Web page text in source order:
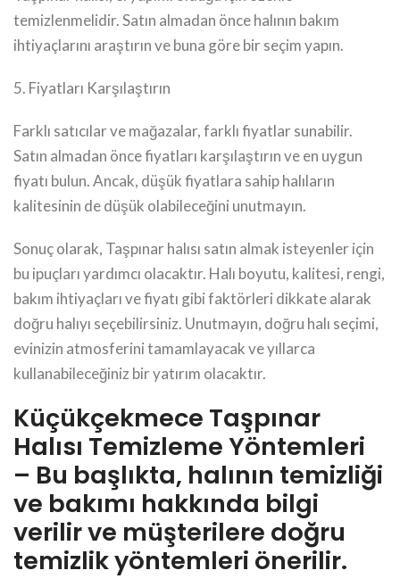
temizlenmelidir. Satın almadan önce halının bakım
ihtiyaçlarını araştırın ve buna göre bir seçim yapın.
5. Fiyatları Karşılaştırın
Farklı satıcılar ve mağazalar, farklı fiyatlar sunabilir.
Satın almadan önce fiyatları karşılaştırın ve en uygun
fiyatı bulun. Ancak, düşük fiyatlara sahip halıların
kalitesinin de düşük olabileceğini unutmayın.
Sonuç olarak, Taşpınar halısı satın almak isteyenler için
bu ipuçları yardımcı olacaktır. Halı boyutu, kalitesi, rengi,
bakım ihtiyaçları ve fiyatı gibi faktörleri dikkate alarak
doğru halıyı seçebilirsiniz. Unutmayın, doğru halı seçimi,
evinizin atmosferini tamamlayacak ve yıllarca
kullanabileceğiniz bir yatırım olacaktır.
Küçükçekmece Taşpınar
Halısı Temizleme Yöntemleri
– Bu başlıkta, halının temizliği
ve bakımı hakkında bilgi
verilir ve müşterilere doğru
temizlik yöntemleri önerilir.